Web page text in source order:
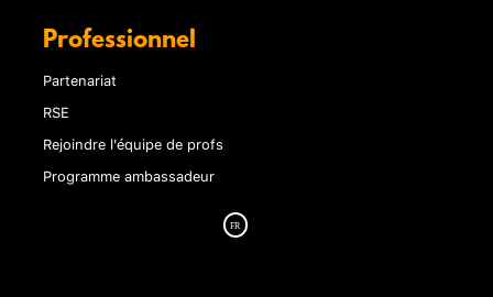
Professionnel
Partenariat
RSE
Rejoindre l'équipe de profs
Programme ambassadeur